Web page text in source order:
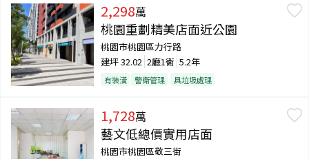
2,298萬
桃園重劃精美店面近公園
桃園市桃園區力行路
建坪32.02 2廳1衛 5.2年
有裝潢 警衛管理 具垃圾處理
1,728萬
藝文低總價實用店面
桃園市桃園區敬三街